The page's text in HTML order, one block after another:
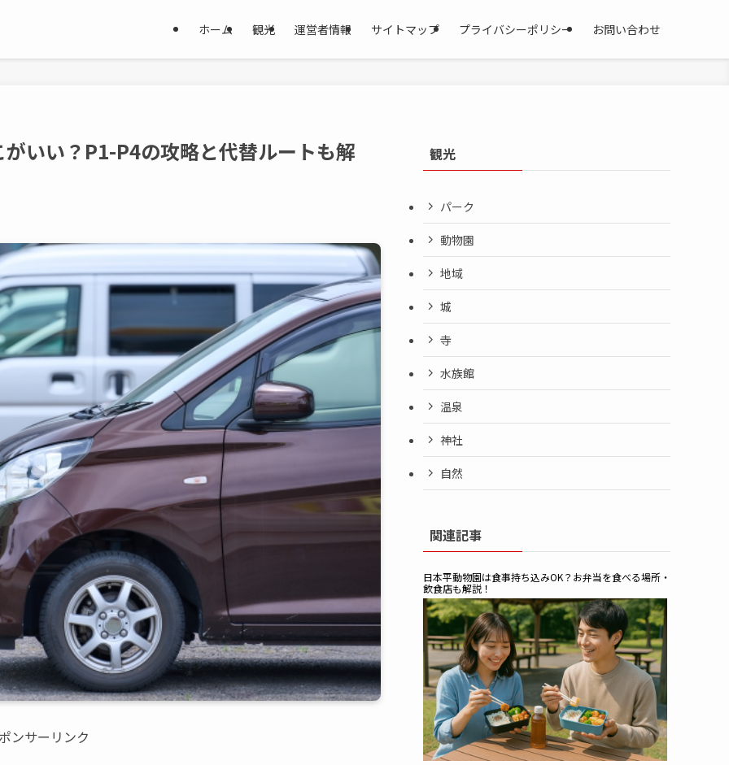
ホーム 観光 運営者情報 サイトマップ プライバシーポリシー お問い合わせ
いい？P1-P4の攻略と代替ルートも解
ンサーリンク
観光
パーク
動物園
地域
城
寺
水族館
温泉
神社
自然
関連記事
日本平動物園は食事持ち込みOK？お弁当を食べる場所・
飲食店も解説！